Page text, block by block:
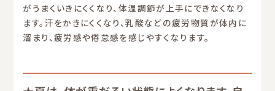
がうまくいきにくくなり、体温調節が上手にできなくなり
ます。汗をかきにくくなり、乳酸などの疲労物質が体内に
溜まり、疲労感や倦怠感を感じやすくなります。